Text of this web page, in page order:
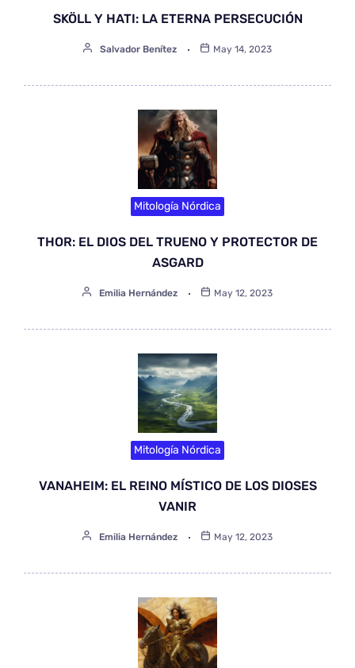
SKÖLL Y HATI: LA ETERNA PERSECUCIÓN
Salvador Benítez May 14, 2023
Mitología Nórdica
THOR: EL DIOS DEL TRUENO Y PROTECTOR DE
ASGARD
Emilia Hernández May 12, 2023
Mitología Nórdica
VANAHEIM: EL REINO MÍSTICO DE LOS DIOSES
VANIR
Emilia Hernández May 12, 2023